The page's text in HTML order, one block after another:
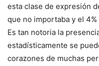
esta clase de expresión
que no importaba y el
Es tan notoria la
estadísticamente se
corazones de muchas